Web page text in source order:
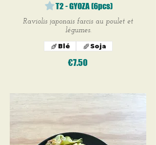
T2 - GYOZA (6pcs)
Raviolis japonais farcis au poulet et
légumes.
€7.50
Blé Soja